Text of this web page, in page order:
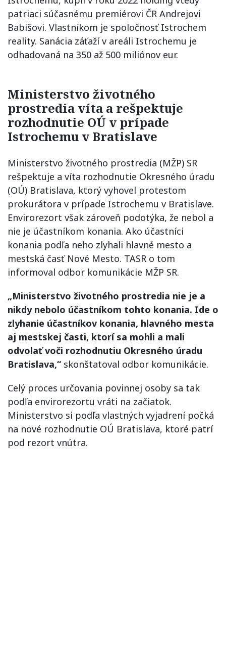
patriaci súčasnému premiérovi ČR Andrejovi
Babišovi. Vlastníkom je spoločnosť Istrochem
reality. Sanácia záťaží v areáli Istrochemu je
odhadovaná na 350 až 500 miliónov eur.
Ministerstvo životného
prostredia víta a rešpektuje
rozhodnutie OÚ v prípade
Istrochemu v Bratislave
Ministerstvo životného prostredia (MŽP) SR
rešpektuje a víta rozhodnutie Okresného úradu
(OÚ) Bratislava, ktorý vyhovel protestom
prokurátora v prípade Istrochemu v Bratislave.
Envirorezort však zároveň podotýka, že nebol a
nie je účastníkom konania. Ako účastníci
konania podľa neho zlyhali hlavné mesto a
mestská časť Nové Mesto. TASR o tom
informoval odbor komunikácie MŽP SR.
„Ministerstvo životného prostredia nie je a
nikdy nebolo účastníkom tohto konania. Ide o
zlyhanie účastníkov konania, hlavného mesta
aj mestskej časti, ktorí sa mohli a mali
odvolať voči rozhodnutiu Okresného úradu
Bratislava,“ skonštatoval odbor komunikácie.
Celý proces určovania povinnej osoby sa tak
podľa envirorezortu vráti na začiatok.
Ministerstvo si podľa vlastných vyjadrení počká
na nové rozhodnutie OÚ Bratislava, ktoré patrí
pod rezort vnútra.